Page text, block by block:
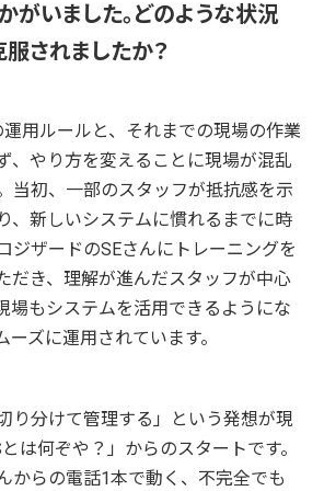
がいました。どのような状況
服されましたか？
運用ルールと、それまでの現場の作業
、やり方を変えることに現場が混乱
当初、一部のスタッフが抵抗感を示
、新しいシステムに慣れるまでに時
ジザードのSEさんにトレーニングを
だき、理解が進んだスタッフが中心
場もシステムを活用できるようにな
ーズに運用されています。
り分けて管理する」という発想が現
は何ぞや？」からのスタートです。
からの電話1本で動く、不完全でも